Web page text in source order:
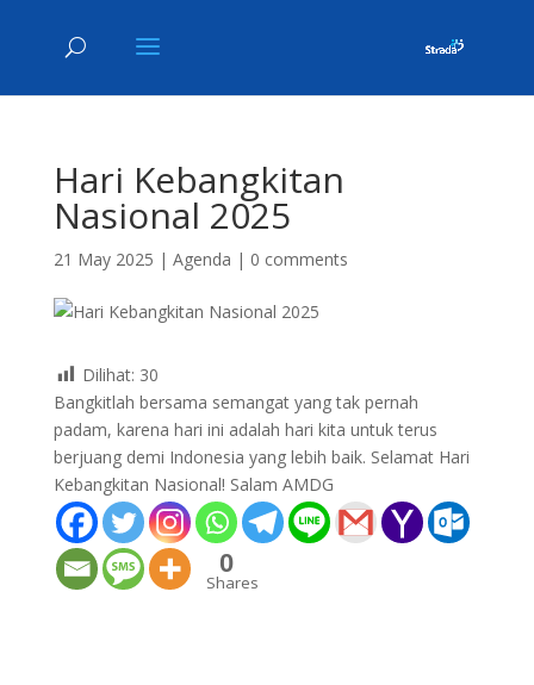
Hari Kebangkitan
Nasional 2025
21 May 2025 | Agenda | 0 comments
Dilihat: 30
Bangkitlah bersama semangat yang tak pernah
padam, karena hari ini adalah hari kita untuk terus
berjuang demi Indonesia yang lebih baik. Selamat Hari
Kebangkitan Nasional! Salam AMDG
0
Shares